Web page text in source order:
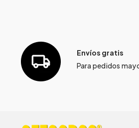
Envíos gratis
Para pedidos